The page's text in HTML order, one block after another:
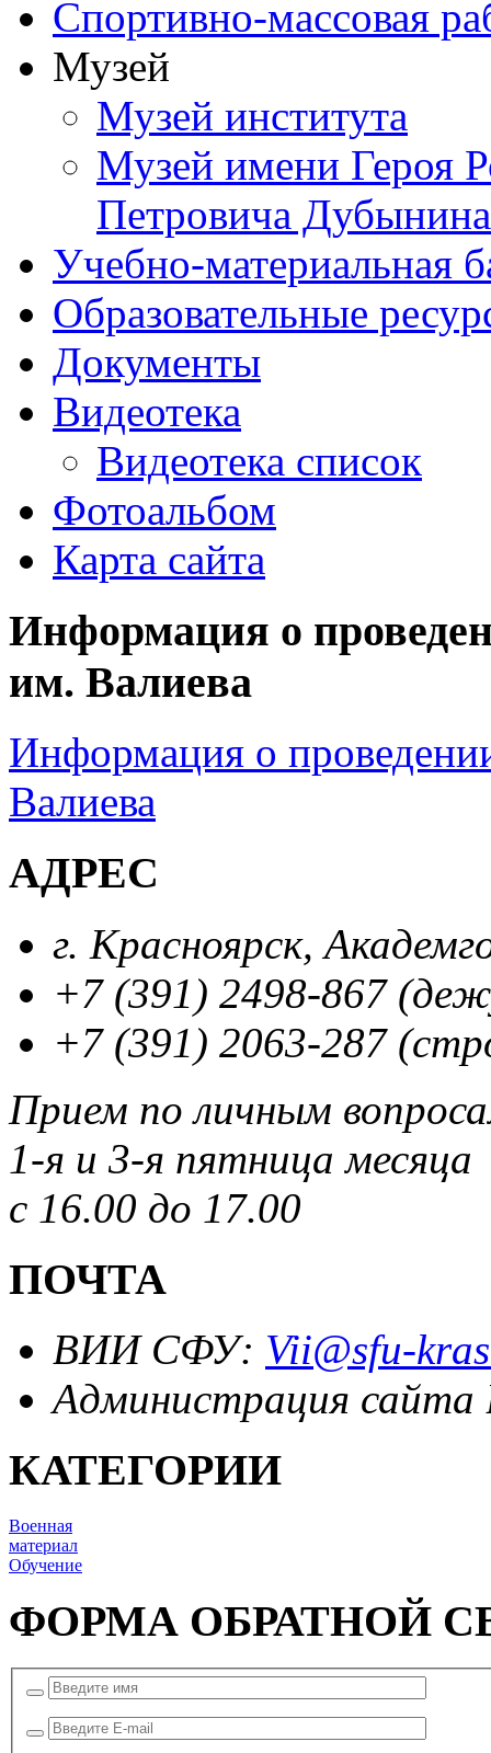
Спортивно-массовая
Музей
Музей института
Музей имени Героя
Петровича Дубынина
Учебно-материальная
Образовательные
Документы
Видеотека
Видеотека список
Фотоальбом
Карта сайта
Информация о
им. Валиева
Информация о
Валиева
АДРЕС
г. Красноярск,
+7 (391) 2498-867
+7 (391) 2063-287
Прием по личным
1-я и 3-я пятница месяца
с 16.00 до 17.00
ПОЧТА
ВИИ СФУ: Vii@sfu-
Администрация
КАТЕГОРИИ
Военная
материал
Обучение
ФОРМА ОБРАТНОЙ